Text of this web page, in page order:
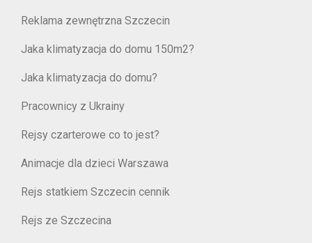
Reklama zewnętrzna Szczecin
Jaka klimatyzacja do domu 150m2?
Jaka klimatyzacja do domu?
Pracownicy z Ukrainy
Rejsy czarterowe co to jest?
Animacje dla dzieci Warszawa
Rejs statkiem Szczecin cennik
Rejs ze Szczecina